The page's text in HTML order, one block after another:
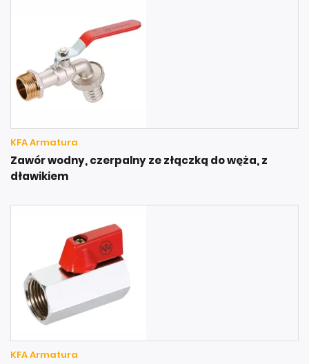
KFA Armatura
Zawór wodny, czerpalny ze złączką do węża, z
dławikiem
KFA Armatura